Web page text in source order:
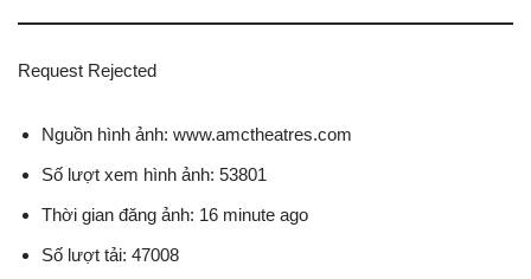
Request Rejected
Nguồn hình ảnh: www.amctheatres.com
Số lượt xem hình ảnh: 53801
Thời gian đăng ảnh: 16 minute ago
Số lượt tải: 47008